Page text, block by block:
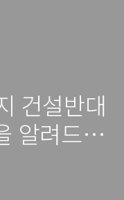
건설반대
알려드립